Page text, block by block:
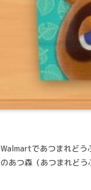
Walmartであつまれどう
のあつ森（あつまれどう